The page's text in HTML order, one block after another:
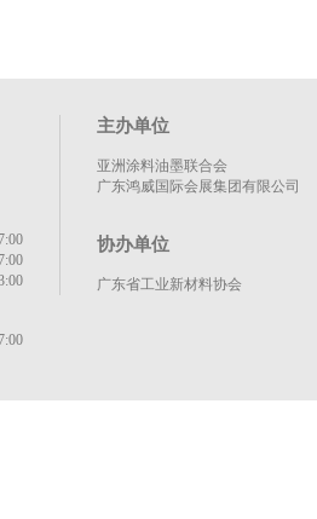
主办单位
亚洲涂料油墨联合会
广东鸿威国际会展集团有限公司
协办单位
广东省工业新材料协会